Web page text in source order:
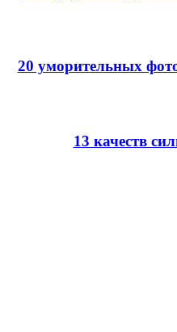
20 уморительных
13 качеств